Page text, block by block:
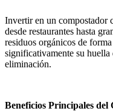
Invertir en un compostador
desde restaurantes hasta
residuos orgánicos de
significativamente su
eliminación.
Beneficios Principales del